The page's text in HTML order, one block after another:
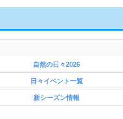
自然の日々2026
日々イベント一覧
新シーズン情報